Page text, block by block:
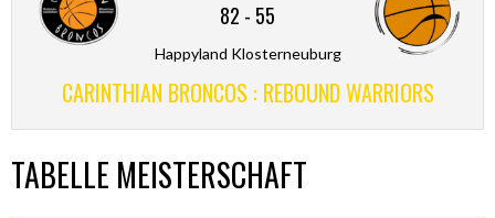
82 - 55
Happyland Klosterneuburg
CARINTHIAN BRONCOS : REBOUND WARRIORS
TABELLE MEISTERSCHAFT